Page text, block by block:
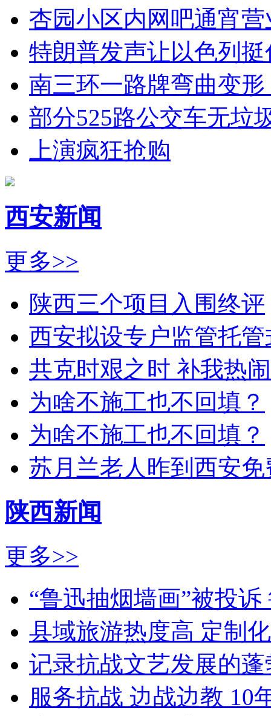
杏园小区内网吧通宵
特朗普发声让以色列挺
南三环一路牌弯曲变
部分525路公交车无垃
上演疯狂抢购
西安新闻
更多>>
陕西三个项目入围终评
西安拟设专户监管托
共克时艰之时 补我热
为啥不施工也不回填？
为啥不施工也不回填？
苏月兰老人昨到西安
陕西新闻
更多>>
“鲁迅抽烟墙画”被投
县域旅游热度高 定制
记录抗战文艺发展的
服务抗战 边战边教 10